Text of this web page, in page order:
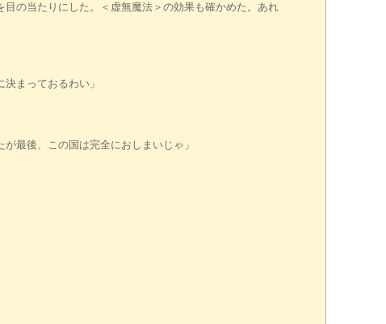
の当たりにした。＜虚無魔法＞の効果も確かめた。あれ
まっておるわい」
最後、この国は完全におしまいじゃ」